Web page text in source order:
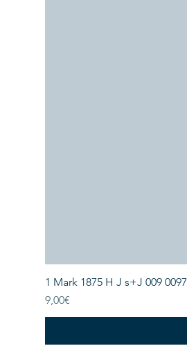
1 Mark 1875 H J s+J 009
Price
9,00€